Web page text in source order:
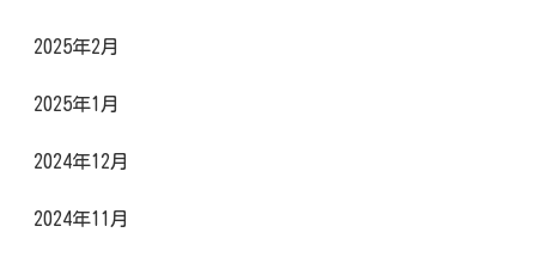
2025年2月
2025年1月
2024年12月
2024年11月